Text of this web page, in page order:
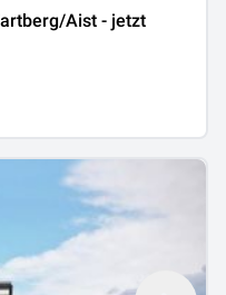
Aist - jetzt